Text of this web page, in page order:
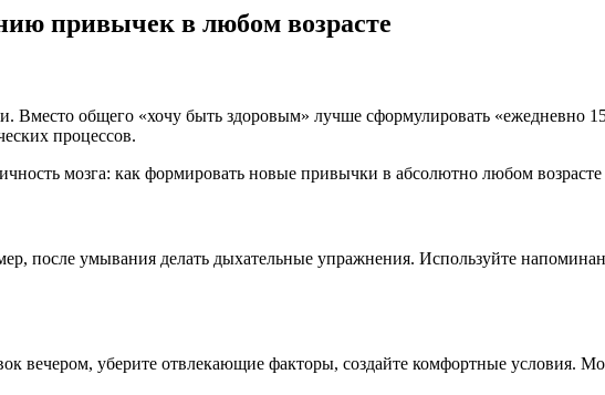
привычек в любом возрасте
Вместо общего «хочу быть здоровым» лучше сформулировать «ежедневно
процессов.
после умывания делать дыхательные упражнения. Используйте
вечером, уберите отвлекающие факторы, создайте комфортные условия.